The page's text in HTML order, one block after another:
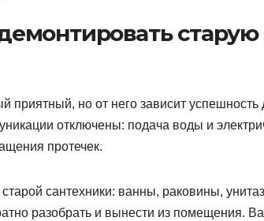
старую
но от него зависит
отключены: подача воды и
протечек.
сантехники: ванны, раковины,
разобрать и вынести из помещения.